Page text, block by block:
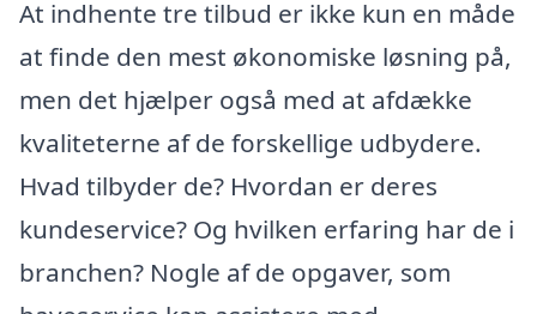
At indhente tre tilbud er ikke kun en måde
at finde den mest økonomiske løsning på,
men det hjælper også med at afdække
kvaliteterne af de forskellige udbydere.
Hvad tilbyder de? Hvordan er deres
kundeservice? Og hvilken erfaring har de i
branchen? Nogle af de opgaver, som